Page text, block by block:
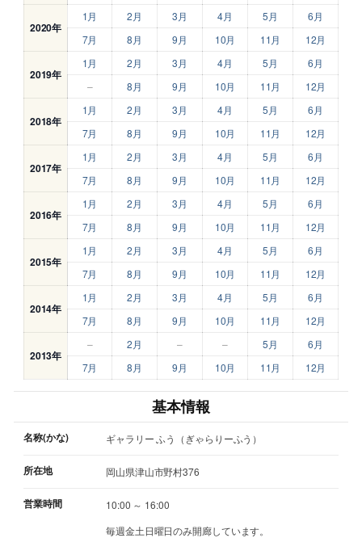
2020年
1月 2月 3月 4月 5月
6月
7月
8月 9月 10月 11月 12月
2019年
1月 2月 3月 4月 5月
6月
–
8月 9月 10月 11月 12月
2018年
1月 2月 3月 4月 5月
6月
7月
8月 9月 10月 11月 12月
2017年
1月 2月 3月 4月 5月
6月
7月
8月 9月 10月 11月 12月
2016年
1月 2月 3月 4月 5月
6月
7月
8月 9月 10月 11月 12月
2015年
1月 2月 3月 4月 5月
6月
7月
8月 9月 10月 11月 12月
2014年
1月 2月 3月 4月 5月
6月
7月
8月 9月 10月 11月 12月
2013年
– 2月 – – 5月
6月
7月
8月 9月 10月 11月 12月
基本情報
名称(かな) ギャラリー ふう（ぎゃらりーふう）
所在地 岡山県津山市野村376
営業時間
10:00 ～ 16:00
毎週金土日曜日のみ開廊しています。